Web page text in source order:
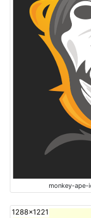
monkey-ape-
1288x1221